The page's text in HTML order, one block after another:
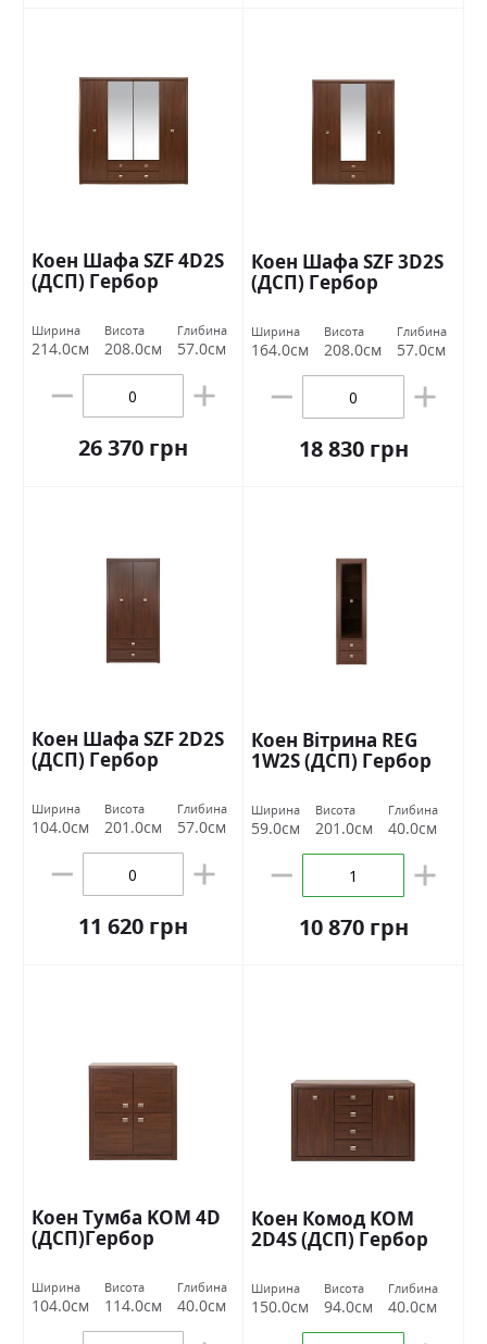
Коен Шафа SZF 4D2S
(ДСП) Гербор
Ширина
214.0см
Висота
208.0см
Глибина
57.0см
26 370 грн
Коен Шафа SZF 3D2S
(ДСП) Гербор
Ширина
164.0см
Висота
208.0см
Глибина
57.0см
18 830 грн
Коен Шафа SZF 2D2S
(ДСП) Гербор
Ширина
104.0см
Висота
201.0см
Глибина
57.0см
11 620 грн
Коен Вітрина REG
1W2S (ДСП) Гербор
Ширина
59.0см
Висота
201.0см
Глибина
40.0см
10 870 грн
Коен Тумба KOM 4D
(ДСП)Гербор
Ширина
104.0см
Висота
114.0см
Глибина
40.0см
Коен Комод KOM
2D4S (ДСП) Гербор
Ширина
150.0см
Висота
94.0см
Глибина
40.0см